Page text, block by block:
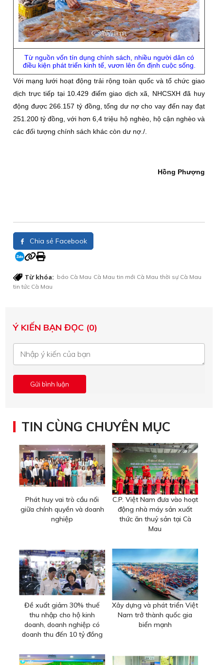
Từ nguồn vốn tín dụng chính sách, nhiều người dân có
điều kiện phát triển kinh tế, vươn lên ổn định cuộc sống.
Với mạng lưới hoạt động trải rộng toàn quốc và tổ chức giao
dịch trực tiếp tại 10.429 điểm giao dịch xã, NHCSXH đã huy
động được 266.157 tỷ đồng, tổng dư nợ cho vay đến nay đạt
251.200 tỷ đồng, với hơn 6,4 triệu hộ nghèo, hộ cận nghèo và
các đối tượng chính sách khác còn dư nợ./.
Hồng Phượng
Chia sẻ Facebook
Từ khóa: báo Cà Mau Cà Mau tin mới Cà Mau thời sự Cà Mau
tin tức Cà Mau
Ý KIẾN BẠN ĐỌC (0)
TIN CÙNG CHUYÊN MỤC
Phát huy vai trò cầu nối
giữa chính quyền và doanh
nghiệp
C.P. Việt Nam đưa vào hoạt
động nhà máy sản xuất
thức ăn thuỷ sản tại Cà
Mau
Đề xuất giảm 30% thuế
thu nhập cho hộ kinh
doanh, doanh nghiệp có
doanh thu đến 10 tỷ đồng
Xây dựng và phát triển Việt
Nam trở thành quốc gia
biển mạnh